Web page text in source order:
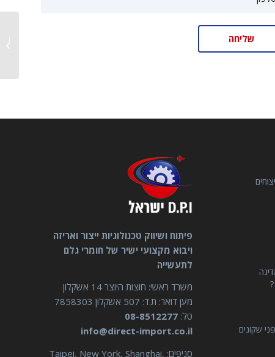
שקונים
פיתוח ושיווק טכנולוגיות ייצור ואריזה
ויבוא מקצועי ישיר של חומרי גלם
לתעשייה
משרד ראשי: חוצות היוצר 14 אשקלון
מען דואר: ת.ד: 507 אשקלון 7858303
טל: 08-8512277
info@direct-import.co.il
סניפים: Taipei, New York, Shanghai,